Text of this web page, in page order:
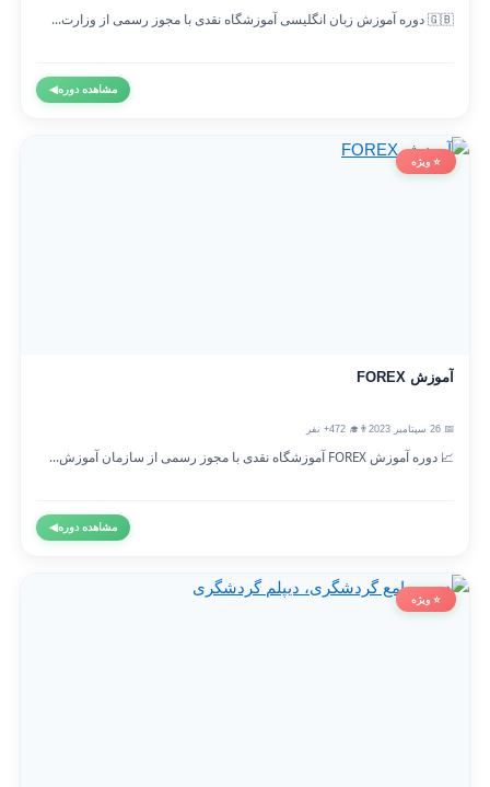
🇬🇧 دوره آموزش زبان انگلیسی آموزشگاه نقدی با مجوز رسمی از وزارت...
مشاهده دوره◀
⭐ ویژه
آموزش FOREX
👨‍🎓 472+ نفر
📈 دوره آموزش FOREX آموزشگاه نقدی با مجوز رسمی از سازمان آموزش...
مشاهده دوره◀
⭐ ویژه